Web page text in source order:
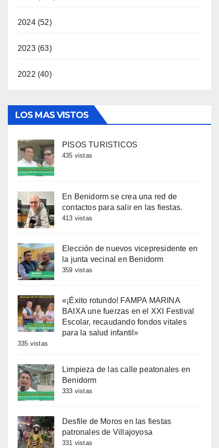
2024 (52)
2023 (63)
2022 (40)
LOS MAS VISTOS
PISOS TURISTICOS
435 vistas
En Benidorm se crea una red de
contactos para salir en las fiestas.
413 vistas
Elección de nuevos vicepresidente en
la junta vecinal en Benidorm
359 vistas
«¡Éxito rotundo! FAMPA MARINA
BAIXA une fuerzas en el XXI Festival
Escolar, recaudando fondos vitales
para la salud infantil»
335 vistas
Limpieza de las calle peatonales en
Benidorm
333 vistas
Desfile de Moros en las fiestas
patronales de Villajoyosa
331 vistas